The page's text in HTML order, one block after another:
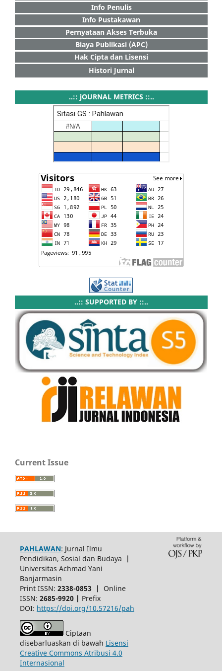
Info Penulis
Info Pustakawan
Pernyataan Akses Terbuka
Biaya Publikasi (APC)
Hak Cipta dan Lisensi
Histori Jurnal
..:: jOURNAL METRICS ::..
..:: SUPPORTED BY ::..
Current Issue
PAHLAWAN: Jurnal Ilmu
Pendidikan, Sosial dan Budaya |
Universitas Achmad Yani
Banjarmasin
Print ISSN: 2338-0853 | Online
ISSN: 2685-9920 | Prefix
DOI: https://doi.org/10.57216/pah
Ciptaan
disebarluaskan di bawah Lisensi
Creative Commons Atribusi 4.0
Internasional